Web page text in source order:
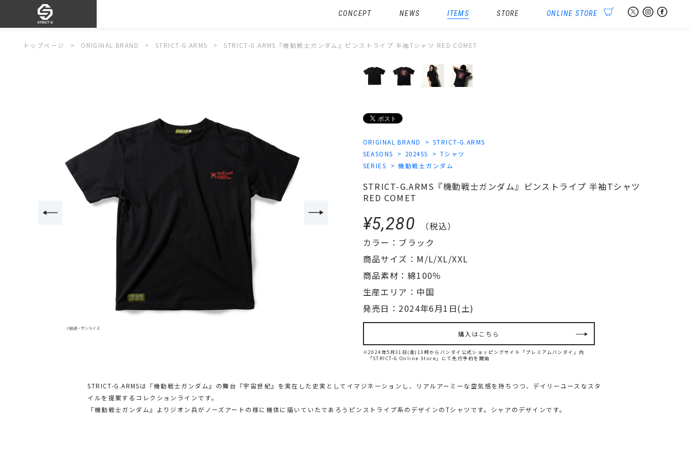
ITEMS
CONCEPT NEWS STORE ONLINE STORE
トップページ ORIGINAL BRAND STRICT-G.ARMS STRICT-G.ARMS『機動戦士ガンダム』ピンストライプ 半袖Tシャツ RED COMET
ORIGINAL BRAND
STRICT-G.ARMS
SEASONS
2024SS
Tシャツ
SERIES
機動戦士ガンダム
STRICT-G.ARMS『機動戦士ガンダム』ピンストライプ 半袖Tシャツ
RED COMET
¥5,280
（税込）
カラー：ブラック
商品サイズ：M/L/XL/XXL
商品素材：綿100％
生産エリア：中国
発売日：2024年6月1日(土)
購入はこちら
※2024年5月31日(金)13時からバンダイ公式ショッピングサイト「プレミアムバンダイ」内
「STRICT-G Online Store」にて先行予約を開始
STRICT-G.ARMSは『機動戦士ガンダム』の舞台『宇宙世紀』を実在した史実としてイマジネーションし、リアルアーミーな空気感を持ちつつ、デイリーユースなスタ
イルを提案するコレクションラインです。
『機動戦士ガンダム』よりジオン兵がノーズアートの様に機体に描いていたであろうピンストライプ系のデザインのTシャツです。シャアのデザインです。